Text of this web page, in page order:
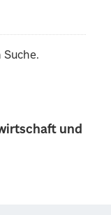
und
Suche.